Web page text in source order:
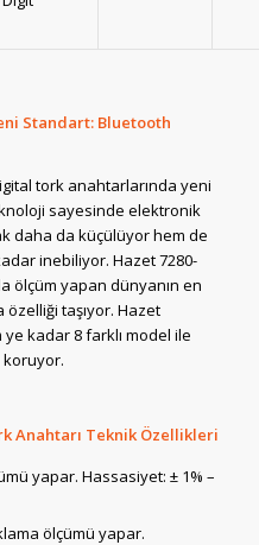
Standart: Bluetooth
tork anahtarlarında yeni
sayesinde elektronik
daha da küçülüyor hem de
inebiliyor. Hazet 7280-
ölçüm yapan dünyanın en
taşıyor. Hazet
ye kadar 8 farklı model ile
koruyor.
Anahtarı Teknik Özellikleri
yapar. Hassasiyet: ± 1% –
ölçümü yapar.